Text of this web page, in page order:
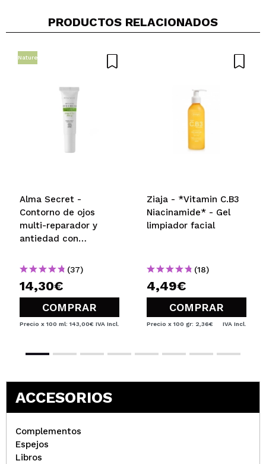
PRODUCTOS RELACIONADOS
Nature
Alma Secret -
Contorno de ojos
multi-reparador y
antiedad con
(37)
14,30€
COMPRAR
Precio x 100 ml: 143,00€ IVA Incl.
Ziaja - *Vitamin C.B3
Niacinamide* - Gel
limpiador facial
(18)
4,49€
COMPRAR
Precio x 100 gr: 2,36€ IVA Incl.
ACCESORIOS
Complementos
Espejos
Libros